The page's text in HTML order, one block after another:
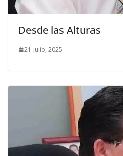
Desde las Alturas
21 julio, 2025